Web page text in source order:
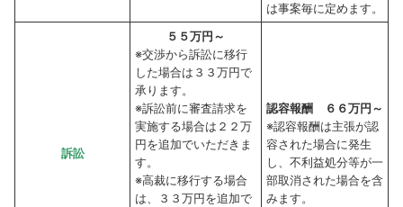
は事案毎に定めます。
訴訟
５５万円～
※交渉から訴訟に移行
した場合は３３万円で
承ります。
※訴訟前に審査請求を
実施する場合は２２万
円を追加でいただきま
す。
※高裁に移行する場合
は、３３万円を追加で
認容報酬 ６６万円～
※認容報酬は主張が認
容された場合に発生
し、不利益処分等が一
部取消された場合を含
みます。